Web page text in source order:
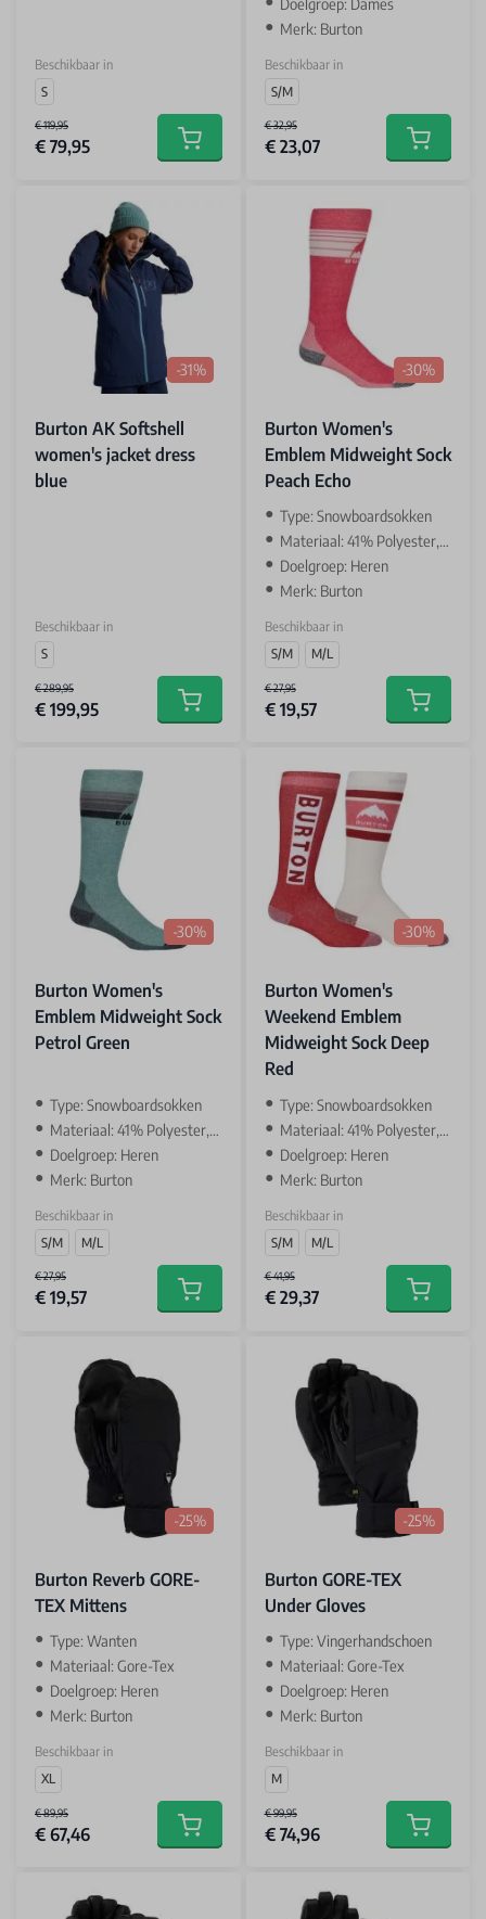
Beschikbaar in
S
€ 119,95
€ 79,95 Add to cart
Merk: Burton
Beschikbaar in
S/M
€ 32,95
€ 23,07 Add to
-31%
Burton AK Softshell
women's jacket dress
blue
Beschikbaar in
S
€ 289,95
€ 199,95 Add to cart
-30%
Burton Women's
Emblem Midweight Sock
Peach Echo
Type: Snowboardsokken
Materiaal: 41% Polyester, 29% Polyamide
Doelgroep: Heren
Merk: Burton
Beschikbaar in
S/M
M/L
€ 27,95
€ 19,57 Add to
-30%
Burton Women's
Emblem Midweight Sock
Petrol Green
Type: Snowboardsokken
Materiaal: 41% Polyester, 29% Polyamide
Doelgroep: Heren
Merk: Burton
Beschikbaar in
S/M
M/L
€ 27,95
€ 19,57 Add to cart
-30%
Burton Women's
Weekend Emblem
Midweight Sock Deep
Red
Type: Snowboardsokken
Materiaal: 41% Polyester, 29% Polyamide
Doelgroep: Heren
Merk: Burton
Beschikbaar in
S/M
M/L
€ 41,95
€ 29,37 Add to
-25%
Burton Reverb GORE-
TEX Mittens
Type: Wanten
Materiaal: Gore-Tex
Doelgroep: Heren
Merk: Burton
Beschikbaar in
XL
€ 89,95
€ 67,46 Add to cart
-25%
Burton GORE-TEX
Under Gloves
Type: Vingerhandschoen
Materiaal: Gore-Tex
Doelgroep: Heren
Merk: Burton
Beschikbaar in
M
€ 99,95
€ 74,96 Add to